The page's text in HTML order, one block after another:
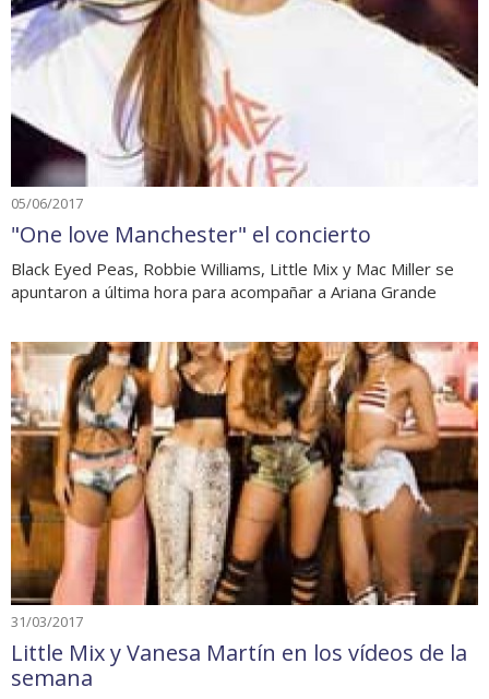
05/06/2017
"One love Manchester" el concierto
Black Eyed Peas, Robbie Williams, Little Mix y Mac Miller se
apuntaron a última hora para acompañar a Ariana Grande
31/03/2017
Little Mix y Vanesa Martín en los vídeos de la
semana